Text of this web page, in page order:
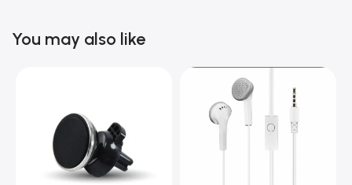
You may also like